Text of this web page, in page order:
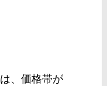
、価格帯が